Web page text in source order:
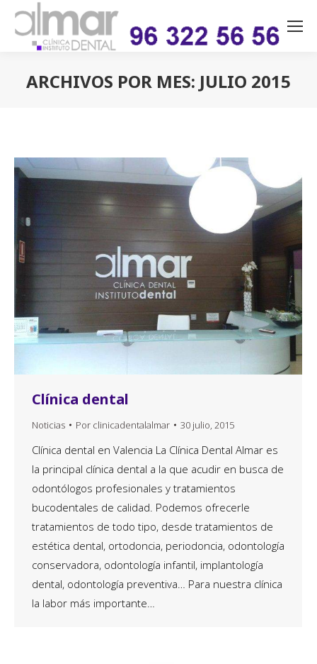
ARCHIVOS POR MES: JULIO 2015
Clínica dental
Noticias Por clinicadentalalmar 30 julio, 2015
Clínica dental en Valencia La Clínica Dental Almar es
la principal clínica dental a la que acudir en busca de
odontólogos profesionales y tratamientos
bucodentales de calidad. Podemos ofrecerle
tratamientos de todo tipo, desde tratamientos de
estética dental, ortodoncia, periodoncia, odontología
conservadora, odontología infantil, implantología
dental, odontología preventiva… Para nuestra clínica
la labor más importante…